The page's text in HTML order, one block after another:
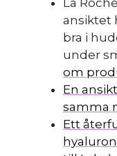
ansiktet
bra i
under
om
En
samma
Ett